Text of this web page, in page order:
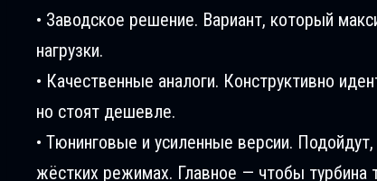
• Заводское решение. Вариант, который
нагрузки.
• Качественные аналоги. Конструктивно
но стоят дешевле.
• Тюнинговые и усиленные версии.
жёстких режимах. Главное — чтобы турбина